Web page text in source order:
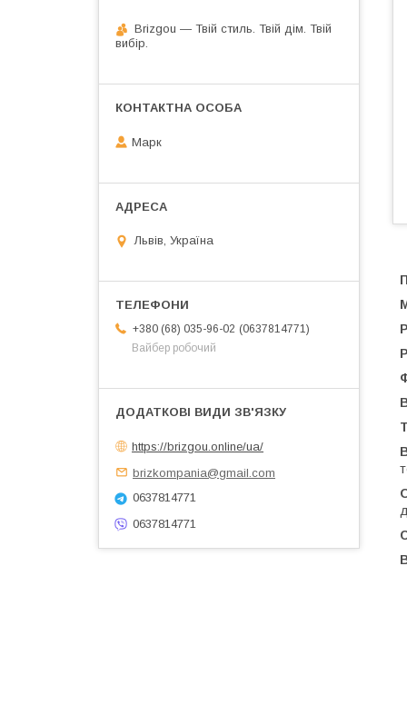
Brizgou — Твій стиль. Твій дім. Твій
вибір.
Марк
Львів, Україна
+380 (68) 035-96-02
0637814771
Вайбер робочий
https://brizgou.online/ua/
brizkompania@gmail.com
0637814771
0637814771